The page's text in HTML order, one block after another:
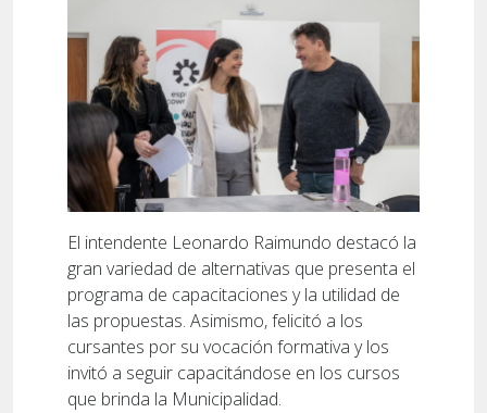
El intendente Leonardo Raimundo destacó la
gran variedad de alternativas que presenta el
programa de capacitaciones y la utilidad de
las propuestas. Asimismo, felicitó a los
cursantes por su vocación formativa y los
invitó a seguir capacitándose en los cursos
que brinda la Municipalidad.